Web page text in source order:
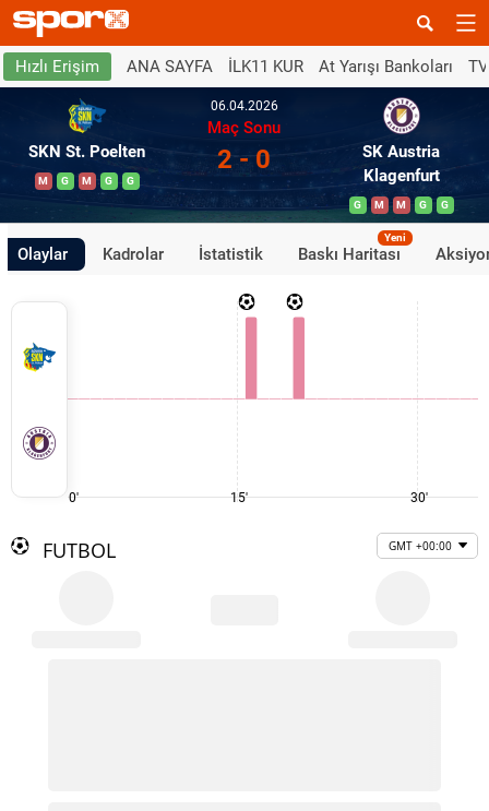
Hızlı Erişim ANA SAYFA İLK11 KUR At Yarışı Bankoları
SKN St. Poelten
M G M G G
06.04.2026
Maç Sonu
2 - 0
SK Austria
Klagenfurt
G M M G G
Olaylar Kadrolar İstatistik Baskı Haritası
Yeni
0' 15' 30'
FUTBOL GMT +00:00